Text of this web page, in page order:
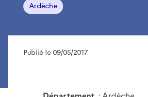
Ardèche
Publié le 09/05/2017